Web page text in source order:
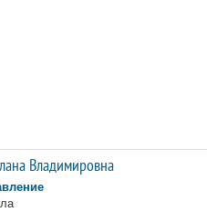
Владимировна